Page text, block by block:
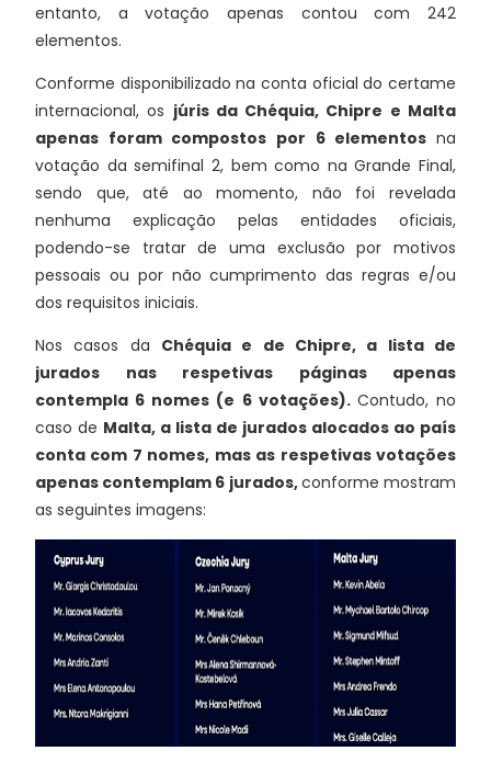
entanto, a votação apenas contou com 242
elementos.
Conforme disponibilizado na conta oficial do certame
internacional, os júris da Chéquia, Chipre e Malta
apenas foram compostos por 6 elementos na
votação da semifinal 2, bem como na Grande Final,
sendo que, até ao momento, não foi revelada
nenhuma explicação pelas entidades oficiais,
podendo-se tratar de uma exclusão por motivos
pessoais ou por não cumprimento das regras e/ou
dos requisitos iniciais.
Nos casos da Chéquia e de Chipre, a lista de
jurados nas respetivas páginas apenas
contempla 6 nomes (e 6 votações). Contudo, no
caso de Malta, a lista de jurados alocados ao país
conta com 7 nomes, mas as respetivas votações
apenas contemplam 6 jurados,conforme mostram
as seguintes imagens: